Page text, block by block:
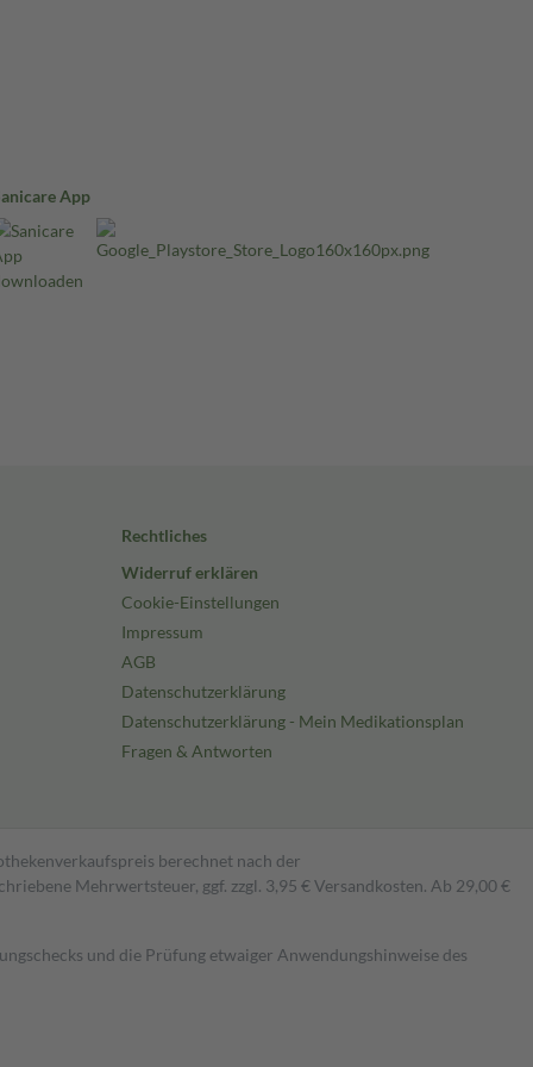
App
Rechtliches
Widerruf erklären
Cookie-Einstellungen
Impressum
AGB
Datenschutzerklärung
Datenschutzerklärung - Mein Medikationsplan
Fragen & Antworten
berechnet nach der
Mehrwertsteuer, ggf. zzgl. 3,95 € Versandkosten. Ab 29,00 €
und die Prüfung etwaiger Anwendungshinweise des